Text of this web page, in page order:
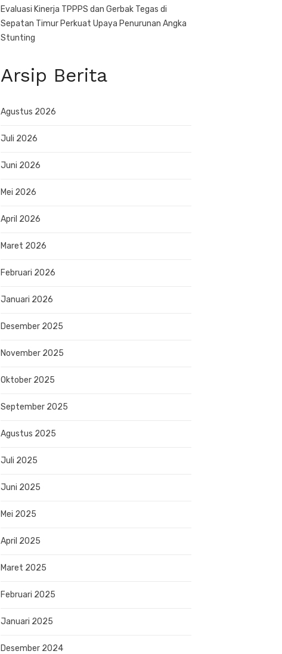
Evaluasi Kinerja TPPPS dan Gerbak Tegas di
Sepatan Timur Perkuat Upaya Penurunan Angka
Stunting
Arsip Berita
Agustus 2026
Juli 2026
Juni 2026
Mei 2026
April 2026
Maret 2026
Februari 2026
Januari 2026
Desember 2025
November 2025
Oktober 2025
September 2025
Agustus 2025
Juli 2025
Juni 2025
Mei 2025
April 2025
Maret 2025
Februari 2025
Januari 2025
Desember 2024